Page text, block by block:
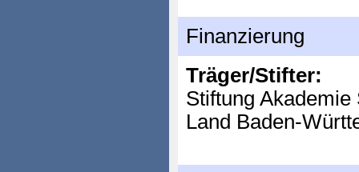
Finanzierung
Träger/Stifter:
Stiftung
Land Baden-